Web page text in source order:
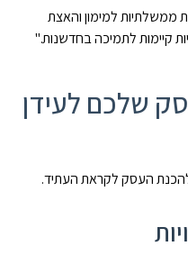
ממשלתיות למימון והאצת
שלכם לעידן
העסק לקראת העתיד.